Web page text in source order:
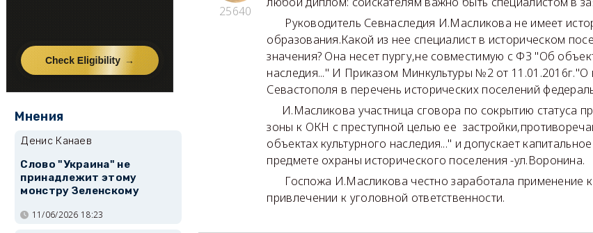
25640
Руководитель Севнаследия И.Масликова не имеет
образования.Какой из нее специалист в историческом
значения? Она несет пургу,не совместимую с ФЗ "Об
наследия..." И Приказом Минкультуры №2 от 11.01.2016г."О
Севастополя в перечень исторических поселений
И.Масликова участница сговора по сокрытию статуса
зоны к ОКН с преступной целью ее
объектах культурного наследия..." и допускает
предмете охраны исторического поселения -ул.Воронина.
Госпожа И.Масликова честно заработала применение к
привлечении к уголовной ответственности.
Мнения
Денис Канаев
Слово "Украина" не
принадлежит этому
монстру Зеленскому
11/06/2026 18:23